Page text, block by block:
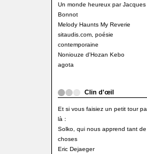
Un monde heureux par Jacques
Bonnot
Melody Haunts My Reverie
sitaudis.com, poésie
contemporaine
Noniouze d'Hozan Kebo
agota
Clin d'œil
Et si vous faisiez un petit tour
là :
Solko, qui nous apprend tant de
choses
Eric Dejaeger